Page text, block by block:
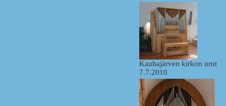
Kauhajärven kirkon urut
7.7.2010